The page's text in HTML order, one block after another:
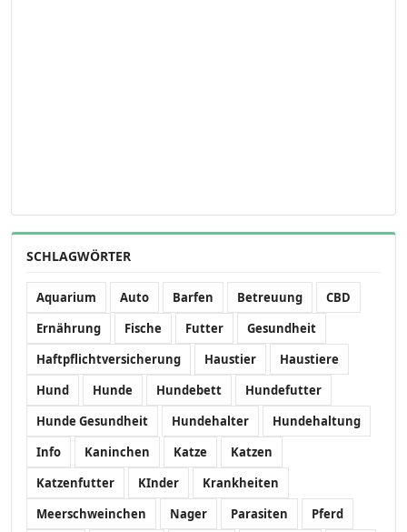
SCHLAGWÖRTER
Aquarium Auto Barfen Betreuung
CBD
Ernährung
Fische Futter
Gesundheit
Haftpflichtversicherung
Haustier
Haustiere
Hund
Hunde Hundebett
Hundefutter
Hunde Gesundheit
Hundehalter
Hundehaltung
Info
Kaninchen Katze
Katzen
Katzenfutter
KInder
Krankheiten
Meerschweinchen
Nager Parasiten
Pferd